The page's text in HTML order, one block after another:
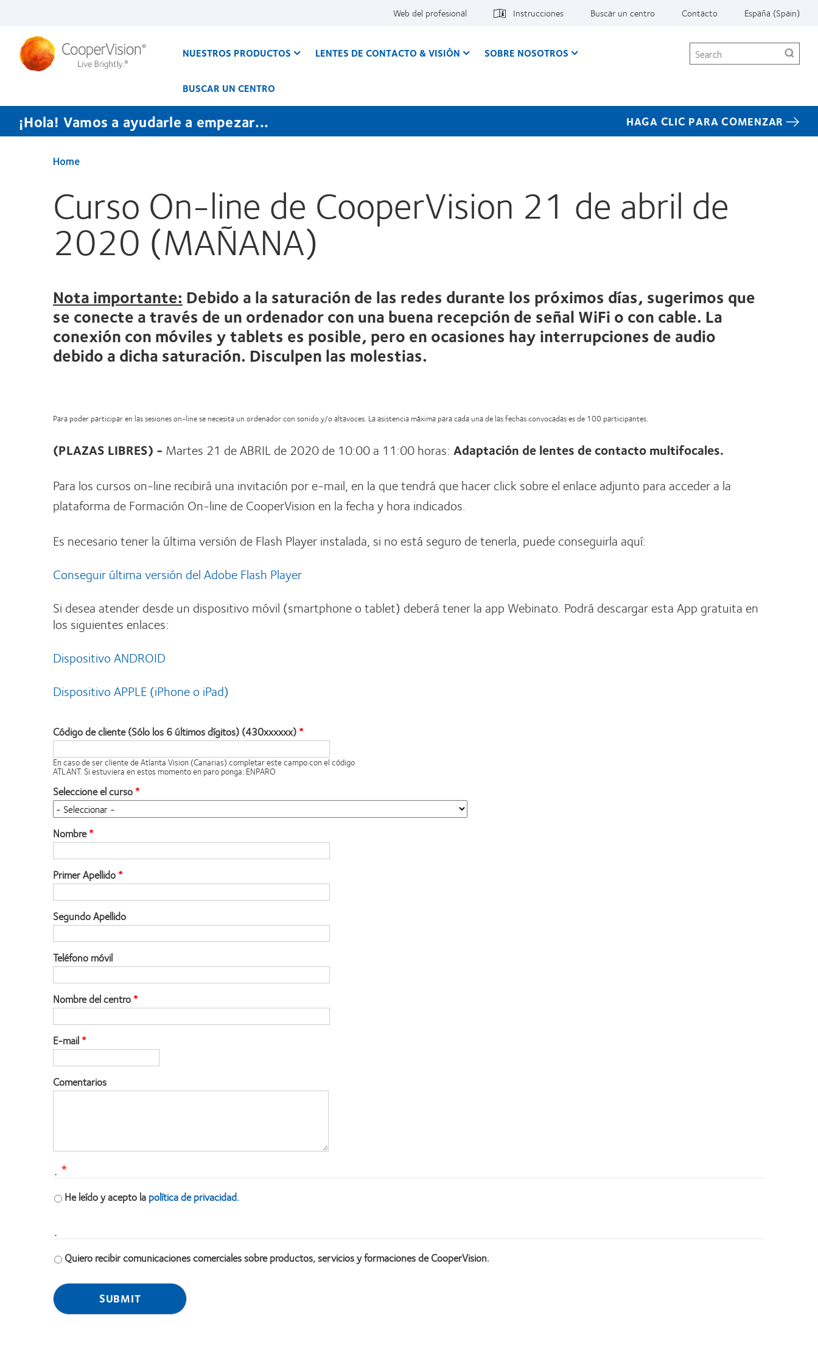
principal
Web del profesional Instrucciones Buscar un centro Contacto España (Spain)
NUESTROS PRODUCTOS LENTES DE CONTACTO & VISIÓN SOBRE NOSOTROS
BUSCAR UN CENTRO
Search
¡Hola! Vamos a ayudarle a empezar... HAGA CLIC PARA COMENZAR
Home
Curso On-line de CooperVision 21 de abril de
2020 (MAÑANA)
Nota importante: Debido a la saturación de las redes durante los próximos días, sugerimos que
se conecte a través de un ordenador con una buena recepción de señal WiFi o con cable. La
conexión con móviles y tablets es posible, pero en ocasiones hay interrupciones de audio
debido a dicha saturación. Disculpen las molestias.
Para poder participar en las sesiones on-line se necesita un ordenador con sonido y/o altavoces. La asistencia máxima para cada una de las fechas convocadas es de 100 participantes.
(PLAZAS LIBRES) - Martes 21 de ABRIL de 2020 de 10:00 a 11:00 horas: Adaptación de lentes de contacto multifocales.
Para los cursos on-line recibirá una invitación por e-mail, en la que tendrá que hacer click sobre el enlace adjunto para acceder a la
plataforma de Formación On-line de CooperVision en la fecha y hora indicados.
Es necesario tener la última versión de Flash Player instalada, si no está seguro de tenerla, puede conseguirla aquí:
Conseguir última versión del Adobe Flash Player
Si desea atender desde un dispositivo móvil (smartphone o tablet) deberá tener la app Webinato. Podrá descargar esta App gratuita en
los siguientes enlaces:
Dispositivo ANDROID
Dispositivo APPLE (iPhone o iPad)
Código de cliente (Sólo los 6 últimos dígitos) (430xxxxxx)
En caso de ser cliente de Atlanta Vision (Canarias) completar este campo con el código
ATLANT. Si estuviera en estos momento en paro ponga: ENPARO
Seleccione el curso
Nombre
Primer Apellido
Segundo Apellido
Teléfono móvil
Nombre del centro
E-mail
Comentarios
.
He leído y acepto lapolítica de privacidad.
.
Quiero recibir comunicaciones comerciales sobre productos, servicios y formaciones de CooperVision.